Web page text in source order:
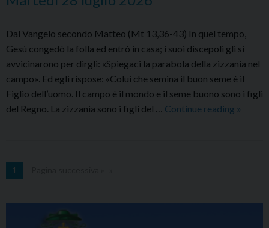
Dal Vangelo secondo Matteo (Mt 13,36-43) In quel tempo,
Gesù congedò la folla ed entrò in casa; i suoi discepoli gli si
avvicinarono per dirgli: «Spiegaci la parabola della zizzania nel
campo». Ed egli rispose: «Colui che semina il buon seme è il
Figlio dell’uomo. Il campo è il mondo e il seme buono sono i figli
del Regno. La zizzania sono i figli del … Continue reading »
1